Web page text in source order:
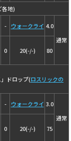
各地)
- ウォークライ 4.0
通常
0 20(-/-) 80
ドロップ(ロスリックの
- ウォークライ 3.0
通常
0 20(-/-) 75